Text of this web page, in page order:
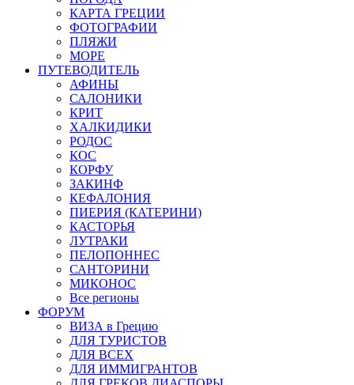
КАРТА ГРЕЦИИ
ФОТОГРАФИИ
ПЛЯЖИ
МОРЕ
ПУТЕВОДИТЕЛЬ
АФИНЫ
САЛОНИКИ
КРИТ
ХАЛКИДИКИ
РОДОС
КОС
КОРФУ
ЗАКИНФ
КЕФАЛОНИЯ
ПИЕРИЯ (КАТЕРИНИ)
КАСТОРЬЯ
ЛУТРАКИ
ПЕЛОПОННЕС
САНТОРИНИ
МИКОНОС
Все регионы
ФОРУМ
ВИЗА в Грецию
ДЛЯ ТУРИСТОВ
ДЛЯ ВСЕХ
ДЛЯ ИММИГРАНТОВ